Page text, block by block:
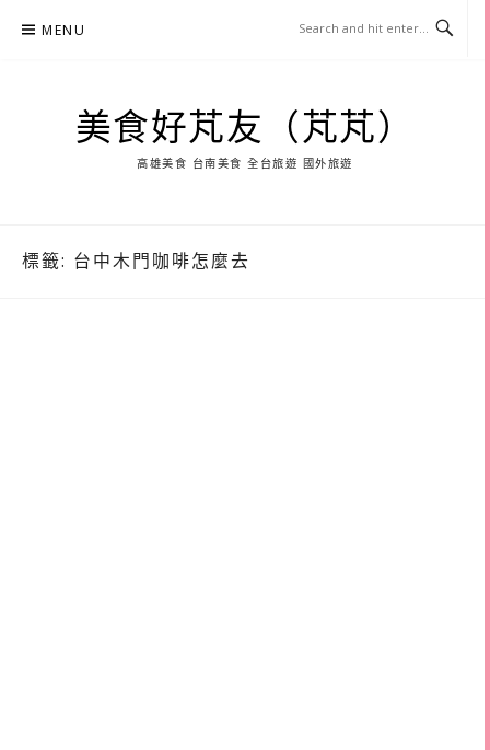
MENU
美食好芃友（芃芃）
高雄美食 台南美食 全台旅遊 國外旅遊
標籤: 台中木門咖啡怎麼去